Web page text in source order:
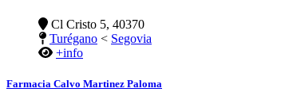
Cl Cristo 5, 40370
Turégano < Segovia
+info
Farmacia Calvo Martinez Paloma